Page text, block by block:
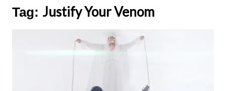
Tag: Justify Your Venom